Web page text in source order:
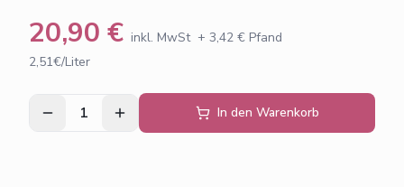
20,90 € inkl. MwSt + 3,42 € Pfand
2,51€/Liter
1 In den Warenkorb